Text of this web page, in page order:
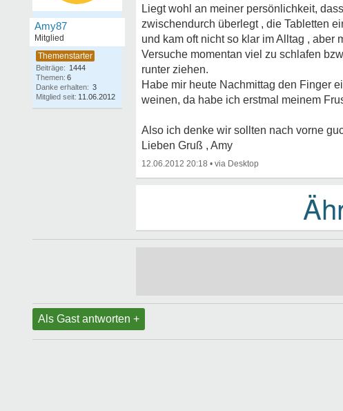
Amy87
Mitglied
Beiträge: 1444
Themen: 6
Danke erhalten: 3
Mitglied seit: 11.06.2012
Liegt wohl an meiner persönlichkeit,
zwischendurch überlegt , die Tabletten
und kam oft nicht so klar im Alltag , aber
Versuche momentan viel zu schlafen
runter ziehen.
Habe mir heute Nachmittag den Finger
weinen, da habe ich erstmal meinem
Also ich denke wir sollten nach vorne
Lieben Gruß , Amy
12.06.2012 20:18 •
Als Gast antworten +